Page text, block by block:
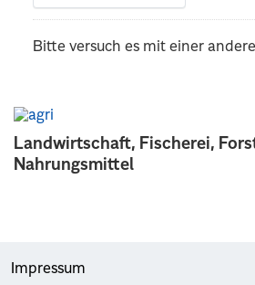
Landwirtschaft, Fischerei,
Nahrungsmittel
Bitte versuch es mit einer
Impressum